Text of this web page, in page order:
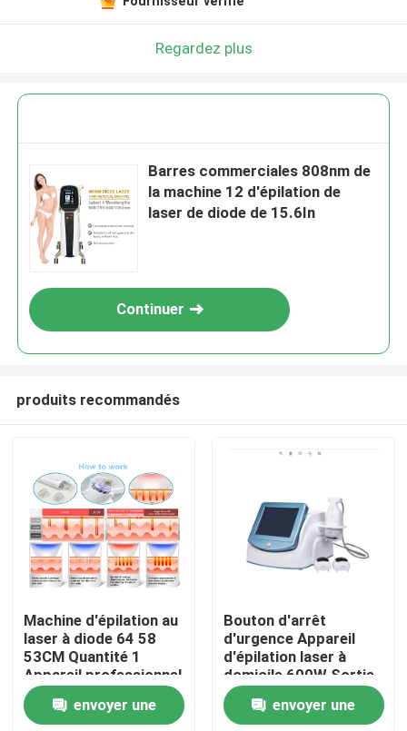
Maison
Produits
Vidéos
Regardez plus
Barres commerciales 808nm de
la machine 12 d'épilation de
laser de diode de 15.6In
Continuer
produits recommandés
Machine d'épilation au
laser à diode 64 58
53CM Quantité 1
Appareil professionnel
à fonction d'épilation
rapide pour clinique et
envoyer une
Bouton d'arrêt
d'urgence Appareil
d'épilation laser à
domicile 600W Sortie
énergétique efficace
Système de réduction
envoyer une